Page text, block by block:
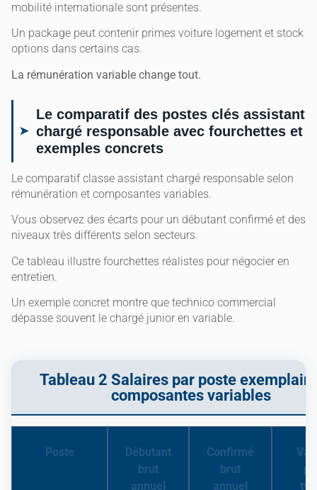
mobilité internationale sont présentes.
Un package peut contenir primes voiture logement et stock
options dans certains cas.
La rémunération variable change tout.
Le comparatif des postes clés assistant
chargé responsable avec fourchettes et
exemples concrets
Le comparatif classe assistant chargé responsable selon
rémunération et composantes variables.
Vous observez des écarts pour un débutant confirmé et des
niveaux très différents selon secteurs.
Ce tableau illustre fourchettes réalistes pour négocier en
entretien.
Un exemple concret montre que technico commercial
dépasse souvent le chargé junior en variable.
Tableau 2 Salaires par poste
composantes variables
Poste
Débutant
brut
annuel
Confirmé
brut
annuel